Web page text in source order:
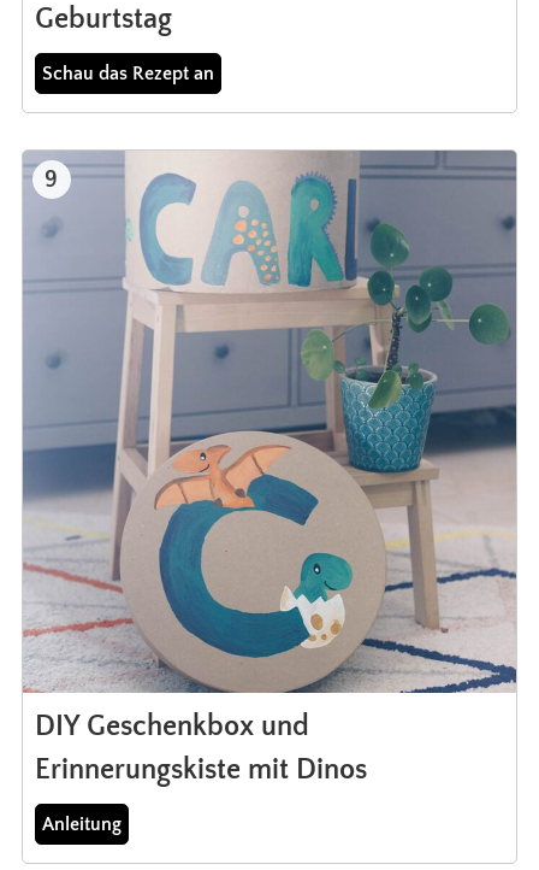
Geburtstag
Schau das Rezept an
9
DIY Geschenkbox und
Erinnerungskiste mit Dinos
Anleitung